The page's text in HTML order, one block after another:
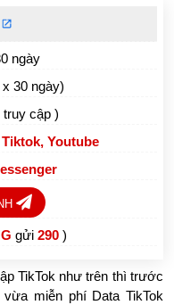
ngày
30 ngày)
cập )
Tiktok, Youtube
gửi290 )
TikTok như trên thì trước
miễn phí Data TikTok